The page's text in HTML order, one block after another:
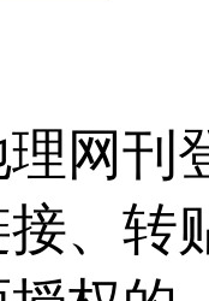
网刊
、转